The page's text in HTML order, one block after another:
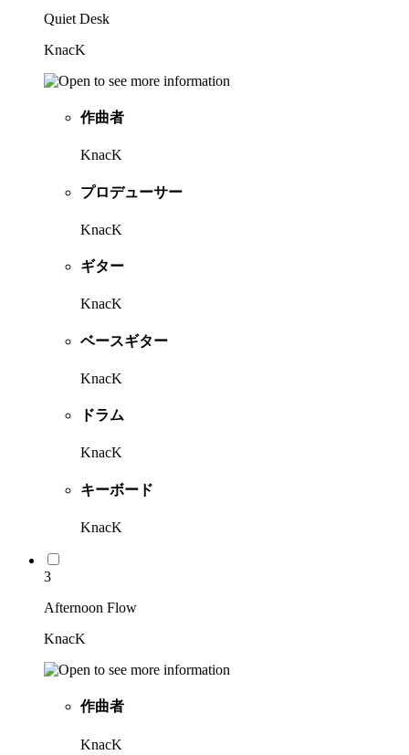
Quiet Desk
KnacK
作曲者
KnacK
プロデューサー
KnacK
ギター
KnacK
ベースギター
KnacK
ドラム
KnacK
キーボード
KnacK
3
Afternoon Flow
KnacK
作曲者
KnacK